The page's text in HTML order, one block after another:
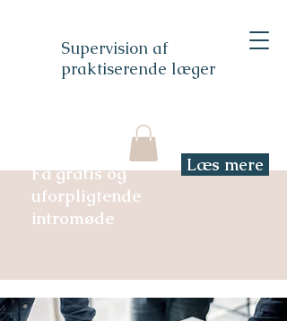
Supervision af
praktiserende læger
Få gratis og
uforpligtende
intromøde
Læs mere